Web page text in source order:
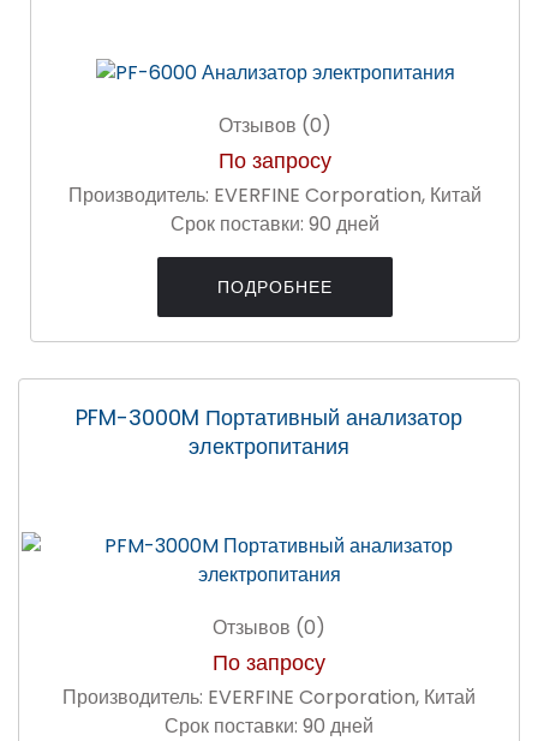
Отзывов (0)
По запросу
Производитель: EVERFINE Corporation, Китай
Срок поставки: 90 дней
ПОДРОБНЕЕ
PFM-3000M Портативный анализатор
электропитания
Отзывов (0)
По запросу
Производитель: EVERFINE Corporation, Китай
Срок поставки: 90 дней